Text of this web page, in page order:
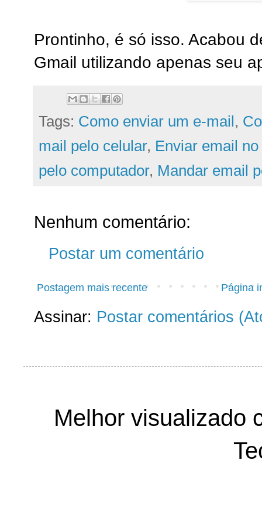
Prontinho, é só isso. Acabou
Gmail utilizando apenas seu
Tags: Como enviar um e-mail,
mail pelo celular, Enviar email
pelo computador, Mandar email
Nenhum comentário:
Postar um comentário
Postagem mais recente Página
Assinar: Postar comentários
Melhor visualizado